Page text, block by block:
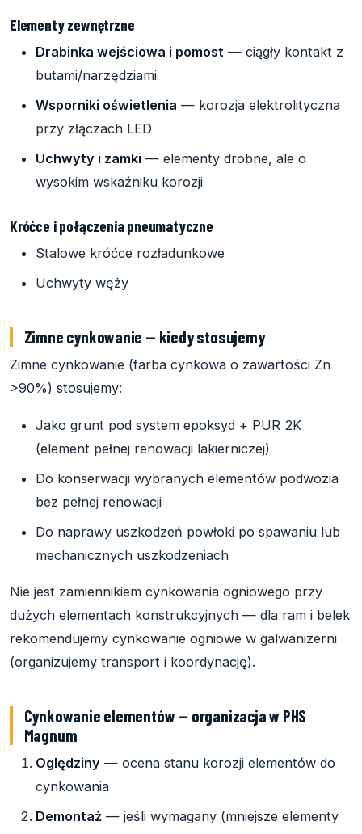
Elementy zewnętrzne
Drabinka wejściowa i pomost — ciągły kontakt z
butami/narzędziami
Wsporniki oświetlenia — korozja elektrolityczna
przy złączach LED
Uchwyty i zamki — elementy drobne, ale o
wysokim wskaźniku korozji
Króćce i połączenia pneumatyczne
Stalowe króćce rozładunkowe
Uchwyty węży
Zimne cynkowanie — kiedy stosujemy
Zimne cynkowanie (farba cynkowa o zawartości Zn
>90%) stosujemy:
Jako grunt pod system epoksyd + PUR 2K
(element pełnej renowacji lakierniczej)
Do konserwacji wybranych elementów podwozia
bez pełnej renowacji
Do naprawy uszkodzeń powłoki po spawaniu lub
mechanicznych uszkodzeniach
Nie jest zamiennikiem cynkowania ogniowego przy
dużych elementach konstrukcyjnych — dla ram i belek
rekomendujemy cynkowanie ogniowe w galwanizerni
(organizujemy transport i koordynację).
Cynkowanie elementów — organizacja w PHS
Magnum
Oględziny — ocena stanu korozji elementów do
cynkowania
Demontaż — jeśli wymagany (mniejsze elementy